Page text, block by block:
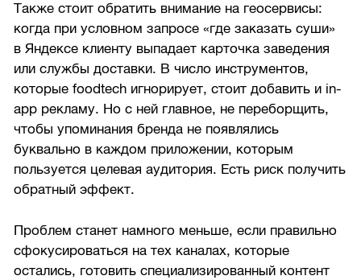
Также стоит обратить внимание на геосервисы:
когда при условном запросе «где заказать суши»
в Яндексе клиенту выпадает карточка заведения
или службы доставки. В число инструментов,
которые foodtech игнорирует, стоит добавить и in-
app рекламу. Но с ней главное, не переборщить,
чтобы упоминания бренда не появлялись
буквально в каждом приложении, которым
пользуется целевая аудитория. Есть риск получить
обратный эффект.
Проблем станет намного меньше, если правильно
сфокусироваться на тех каналах, которые
остались, готовить специализированный контент